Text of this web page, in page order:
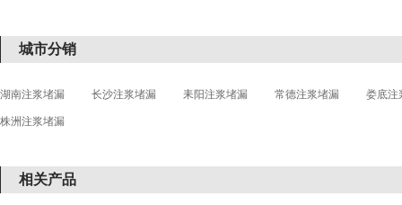
城市分销
湖南注浆堵漏 长沙注浆堵漏 耒阳注浆堵漏 常德注浆堵漏 娄底注
株洲注浆堵漏
相关产品